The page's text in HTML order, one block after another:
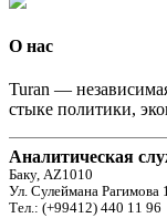
О нас
Turan —
стыке политики,
Аналитическая
Баку, AZ1010
Ул. Сулеймана Рагимова
Тел.: (+99412) 440 11 96